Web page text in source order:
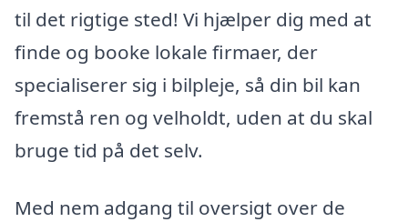
til det rigtige sted! Vi hjælper dig med at
finde og booke lokale firmaer, der
specialiserer sig i bilpleje, så din bil kan
fremstå ren og velholdt, uden at du skal
bruge tid på det selv.
Med nem adgang til oversigt over de